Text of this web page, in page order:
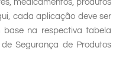
medicamentos, produtos
cada aplicação deve ser
base na respectiva tabela
Segurança de Produtos